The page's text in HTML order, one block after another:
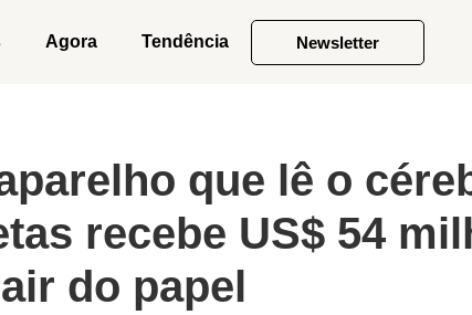
Agora Tendência Newsletter
que lê o
recebe US$ 54
do papel